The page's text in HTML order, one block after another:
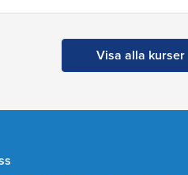
Visa alla kurser